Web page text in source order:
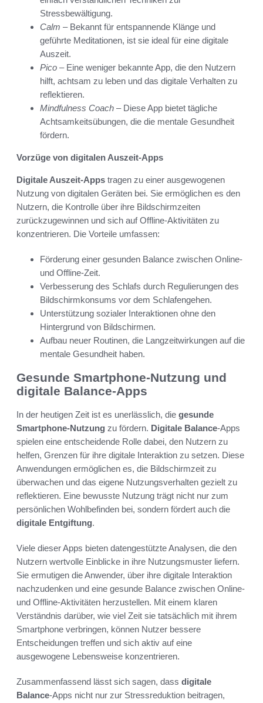
Stressbewältigung.
Calm – Bekannt für entspannende Klänge und
geführte Meditationen, ist sie ideal für eine digitale
Auszeit.
Pico – Eine weniger bekannte App, die den Nutzern
hilft, achtsam zu leben und das digitale Verhalten zu
reflektieren.
Mindfulness Coach – Diese App bietet tägliche
Achtsamkeitsübungen, die die mentale Gesundheit
fördern.
Vorzüge von digitalen Auszeit-Apps
Digitale Auszeit-Apps tragen zu einer ausgewogenen
Nutzung von digitalen Geräten bei. Sie ermöglichen es den
Nutzern, die Kontrolle über ihre Bildschirmzeiten
zurückzugewinnen und sich auf Offline-Aktivitäten zu
konzentrieren. Die Vorteile umfassen:
Förderung einer gesunden Balance zwischen Online-
und Offline-Zeit.
Verbesserung des Schlafs durch Regulierungen des
Bildschirmkonsums vor dem Schlafengehen.
Unterstützung sozialer Interaktionen ohne den
Hintergrund von Bildschirmen.
Aufbau neuer Routinen, die Langzeitwirkungen auf die
mentale Gesundheit haben.
Gesunde Smartphone-Nutzung und
digitale Balance-Apps
In der heutigen Zeit ist es unerlässlich, die gesunde
Smartphone-Nutzung zu fördern. Digitale Balance-Apps
spielen eine entscheidende Rolle dabei, den Nutzern zu
helfen, Grenzen für ihre digitale Interaktion zu setzen. Diese
Anwendungen ermöglichen es, die Bildschirmzeit zu
überwachen und das eigene Nutzungsverhalten gezielt zu
reflektieren. Eine bewusste Nutzung trägt nicht nur zum
persönlichen Wohlbefinden bei, sondern fördert auch die
digitale Entgiftung.
Viele dieser Apps bieten datengestützte Analysen, die den
Nutzern wertvolle Einblicke in ihre Nutzungsmuster liefern.
Sie ermutigen die Anwender, über ihre digitale Interaktion
nachzudenken und eine gesunde Balance zwischen Online-
und Offline-Aktivitäten herzustellen. Mit einem klaren
Verständnis darüber, wie viel Zeit sie tatsächlich mit ihrem
Smartphone verbringen, können Nutzer bessere
Entscheidungen treffen und sich aktiv auf eine
ausgewogene Lebensweise konzentrieren.
Zusammenfassend lässt sich sagen, dass digitale
Balance-Apps nicht nur zur Stressreduktion beitragen,